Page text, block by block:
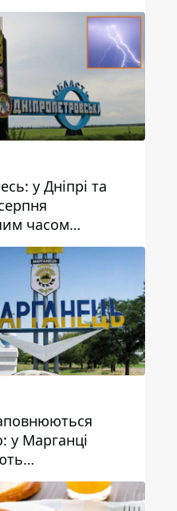
у Дніпрі та
часом
гроза
у Марганці